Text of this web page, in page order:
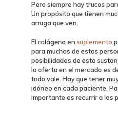
Pero siempre haytrucos
Un propósito que tienen
arruga que ven.
Elcolágenoensuplemento
para muchas de estas
posibilidades de esta
laoferta en el mercado es
todo vale. Hay que tener
idóneo en cada paciente.
importante es recurrir a los